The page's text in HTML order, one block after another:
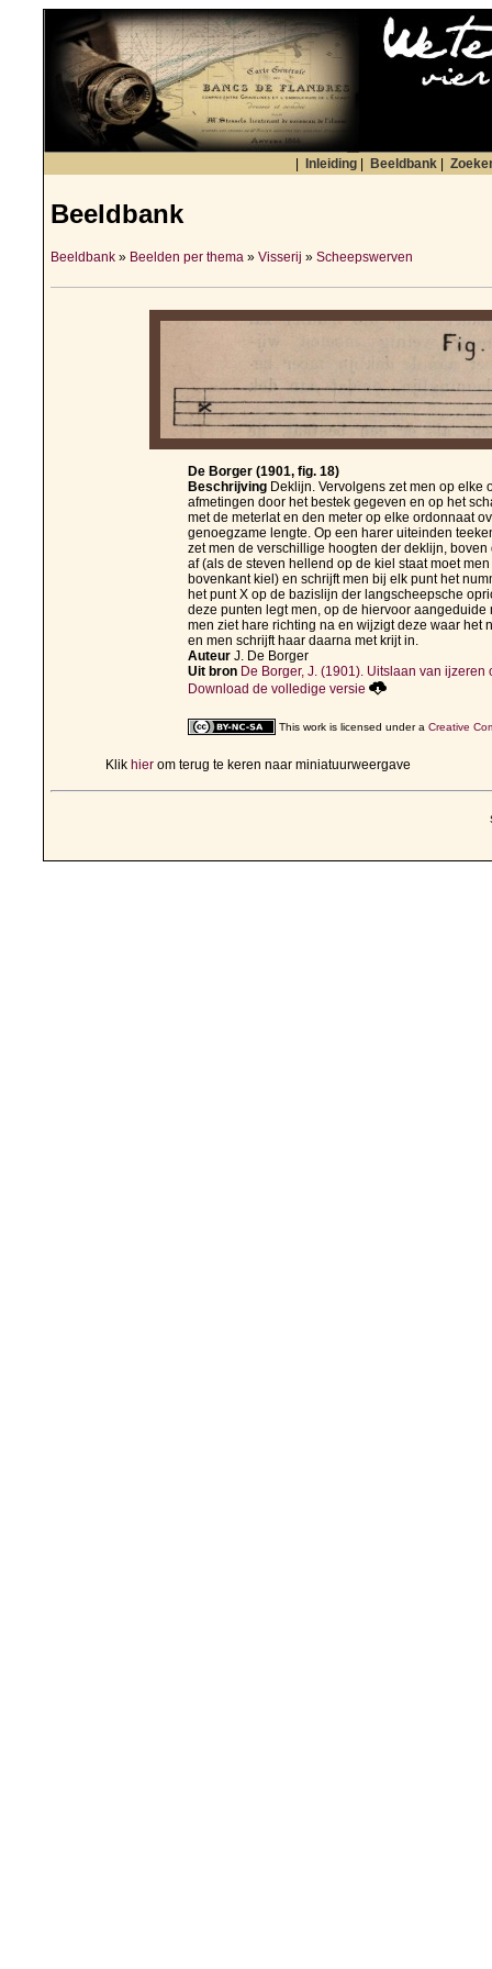
Inleiding Beeldbank
Beeldbank
Beeldbank » Beelden per thema » Visserij » Scheepswerven
De Borger (1901, fig. 18)
Beschrijving Deklijn. Vervolgens zet men op
afmetingen door het bestek gegeven en op het
met de meterlat en den meter op elke ordonnaat
genoegzame lengte. Op een harer uiteinden
zet men de verschillige hoogten der deklijn,
af (als de steven hellend op de kiel staat moet
bovenkant kiel) en schrijft men bij elk punt het
het punt X op de bazislijn der langscheepsche
deze punten legt men, op de hiervoor
men ziet hare richting na en wijzigt deze waar het
en men schrijft haar daarna met krijt in.
Auteur J. De Borger
Uit bron De Borger, J. (1901). Uitslaan van ijzeren
Download de volledige versie
This work is licensed under a Creative
Klik hier om terug te keren naar miniatuurweergave